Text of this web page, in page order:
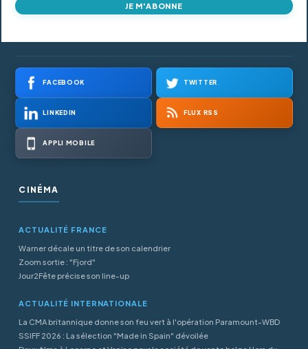
JE M'ABONNE
FACEBOOK TWITTER
LINKEDIN FLUX RSS
APPLI MOBILE
CINÉMA
ACTUALITÉ FRANCE
Warner décale un titre de son calendrier
Zoom sortie : "Fjord"
Jour2Fête précise son line-up
ACTUALITÉ INTERNATIONALE
La CMA britannique donne son feu vert à l'opération Paramount-WBD
SSIFF 2026 : La sélection "Made in Spain" dévoilée